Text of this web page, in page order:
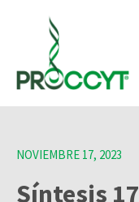
NOVIEMBRE 17, 2023
Síntesis